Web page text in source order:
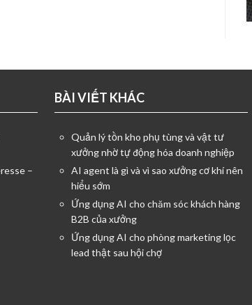
–
BÀI VIẾT KHÁC
Quản lý tồn kho phụ tùng và vật tư
xưởng nhờ tự động hóa doanh nghiệp
AI agent là gì và vì sao xưởng cơ khí nên
hiểu sớm
Ứng dụng AI cho chăm sóc khách hàng
B2B của xưởng
Ứng dụng AI cho phòng marketing lọc
lead thật sau hội chợ